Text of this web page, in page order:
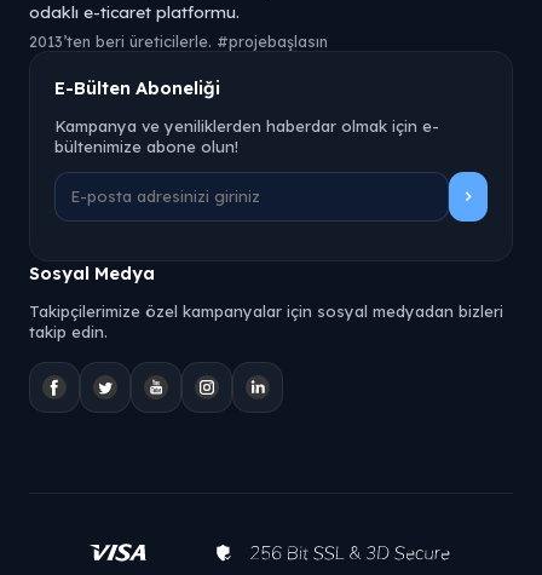
odaklı e-ticaret platformu.
2013’ten beri üreticilerle. #projebaşlasın
E-Bülten Aboneliği
Kampanya ve yeniliklerden haberdar olmak için e-
bültenimize abone olun!
Sosyal Medya
Takipçilerimize özel kampanyalar için sosyal medyadan bizleri
takip edin.